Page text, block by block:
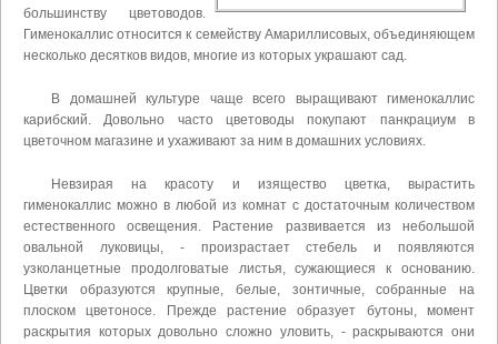
большинству цветоводов.
Гименокаллис относится к семейству Амариллисовых, объединяющем
несколько десятков видов, многие из которых украшают сад.
В домашней культуре чаще всего выращивают гименокаллис
карибский. Довольно часто цветоводы покупают панкрациум в
цветочном магазине и ухаживают за ним в домашних условиях.
Невзирая на красоту и изящество цветка, вырастить
гименокаллис можно в любой из комнат с достаточным количеством
естественного освещения. Растение развивается из небольшой
овальной луковицы, - произрастает стебель и появляются
узколанцетные продолговатые листья, сужающиеся к основанию.
Цветки образуются крупные, белые, зонтичные, собранные на
плоском цветоносе. Прежде растение образует бутоны, момент
раскрытия которых довольно сложно уловить, - раскрываются они